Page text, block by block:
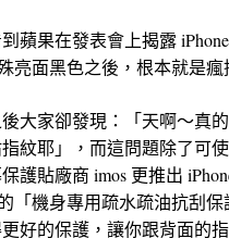
蘋果在發表會上揭露
亮面黑色之後，根本就是瘋
大家卻發現：「天啊～真
紋耶」，而這問題除了可
護貼廠商 imos 更推出
「機身專用疏水疏油抗刮
好的保護，讓你跟背面的